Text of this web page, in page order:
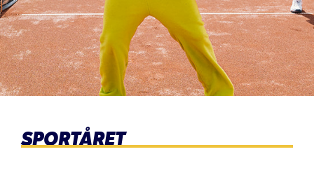
SPORTÅRET